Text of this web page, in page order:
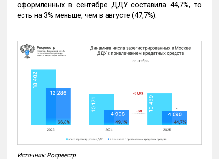
оформленных в сентябре ДДУ составила 44,7%, то
есть на 3% меньше, чем в августе (47,7%).
Источник: Росреестр